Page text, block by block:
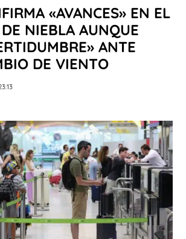
«AVANCES» EN EL
NIEBLA AUNQUE
ANTE
DE VIENTO